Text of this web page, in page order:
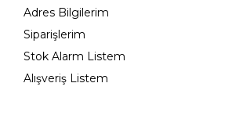
Adres Bilgilerim
Siparişlerim
Stok Alarm Listem
Alışveriş Listem